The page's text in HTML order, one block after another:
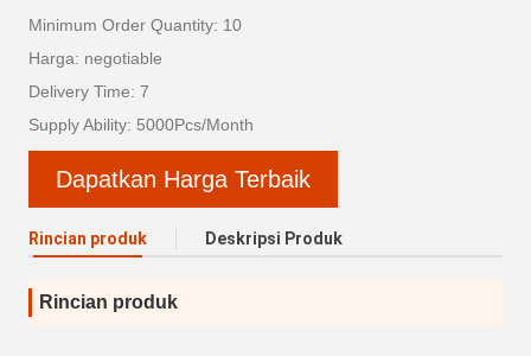
Minimum Order Quantity: 10
Harga: negotiable
Delivery Time: 7
Supply Ability: 5000Pcs/Month
Dapatkan Harga Terbaik
Rincian produk Deskripsi Produk
Rincian produk